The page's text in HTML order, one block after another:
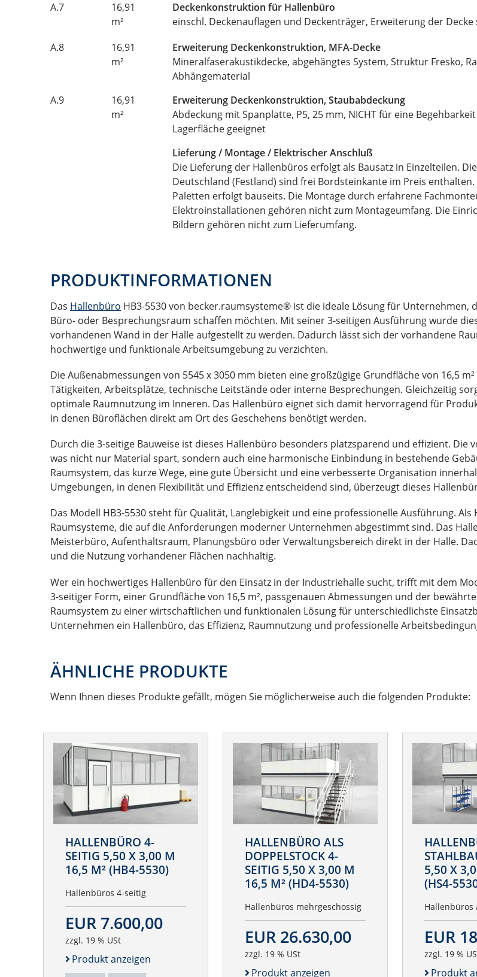
A.7
16,91
m²
Deckenkonstruktion für Hallenbüro
einschl. Deckenauflagen und Deckenträger, Erweiterung der
A.8
16,91
m²
Erweiterung Deckenkonstruktion, MFA-Decke
Mineralfaserakustikdecke, abgehängtes System, Struktur Fresko,
Abhängematerial
A.9
16,91
m²
Erweiterung Deckenkonstruktion, Staubabdeckung
Abdeckung mit Spanplatte, P5, 25 mm, NICHT für eine
Lagerfläche geeignet
Lieferung / Montage / Elektrischer Anschluß
Die Lieferung der Hallenbüros erfolgt als Bausatz in Einzelteilen.
Deutschland (Festland) sind frei Bordsteinkante im Preis
Paletten erfolgt bauseits. Die Montage durch erfahrene
Elektroinstallationen gehören nicht zum Montageumfang. Die
Bildern gehören nicht zum Lieferumfang.
PRODUKTINFORMATIONEN
Das Hallenbüro HB3-5530 von becker.raumsysteme® ist die ideale Lösung für
Büro- oder Besprechungsraum schaffen möchten. Mit seiner 3-seitigen Ausführung wurde
vorhandenen Wand in der Halle aufgestellt zu werden. Dadurch lässt sich der vorhandene
hochwertige und funktionale Arbeitsumgebung zu verzichten.
Die Außenabmessungen von 5545 x 3050 mm bieten eine großzügige Grundfläche von 16,5
Tätigkeiten, Arbeitsplätze, technische Leitstände oder interne Besprechungen. Gleichzeitig
optimale Raumnutzung im Inneren. Das Hallenbüro eignet sich damit hervorragend für
in denen Büroflächen direkt am Ort des Geschehens benötigt werden.
Durch die 3-seitige Bauweise ist dieses Hallenbüro besonders platzsparend und effizient.
was nicht nur Material spart, sondern auch eine harmonische Einbindung in bestehende
Raumsystem, das kurze Wege, eine gute Übersicht und eine verbesserte Organisation
Umgebungen, in denen Flexibilität und Effizienz entscheidend sind, überzeugt dieses
Das Modell HB3-5530 steht für Qualität, Langlebigkeit und eine professionelle Ausführung.
Raumsysteme, die auf die Anforderungen moderner Unternehmen abgestimmt sind. Das
Meisterbüro, Aufenthaltsraum, Planungsbüro oder Verwaltungsbereich direkt in der Halle.
und die Nutzung vorhandener Flächen nachhaltig.
Wer ein hochwertiges Hallenbüro für den Einsatz in der Industriehalle sucht, trifft mit dem
3-seitiger Form, einer Grundfläche von 16,5 m², passgenauen Abmessungen und der
Raumsystem zu einer wirtschaftlichen und funktionalen Lösung für unterschiedlichste
Unternehmen ein Hallenbüro, das Effizienz, Raumnutzung und professionelle
ÄHNLICHE PRODUKTE
Wenn Ihnen dieses Produkte gefällt, mögen Sie möglicherweise auch die folgenden Produkte:
HALLENBÜRO 4-
SEITIG 5,50 X 3,00 M
16,5 M² (HB4-5530)
Hallenbüros 4-seitig
EUR 7.600,00
zzgl. 19 % USt
Produkt anzeigen
HALLENBÜRO ALS
DOPPELSTOCK 4-
SEITIG 5,50 X 3,00 M
16,5 M² (HD4-5530)
Hallenbüros mehrgeschossig
EUR 26.630,00
zzgl. 19 % USt
Produkt anzeigen
5,50 X
(HS4-
Hallenbüros
EUR
zzgl. 19 %
Produkt